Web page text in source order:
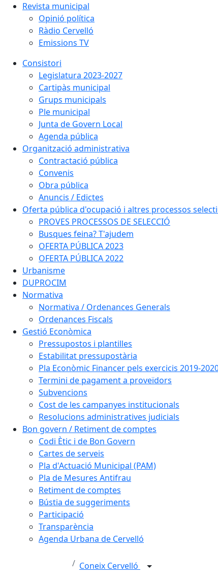
Revista municipal
Opinió política
Ràdio Cervelló
Emissions TV
Consistori
Legislatura 2023-2027
Cartipàs municipal
Grups municipals
Ple municipal
Junta de Govern Local
Agenda pública
Organització administrativa
Contractació pública
Convenis
Obra pública
Anuncis / Edictes
Oferta pública d'ocupació i altres processos
PROVES PROCESSOS DE SELECCIÓ
Busques feina? T'ajudem
OFERTA PÚBLICA 2023
OFERTA PÚBLICA 2022
Urbanisme
DUPROCIM
Normativa
Normativa / Ordenances Generals
Ordenances Fiscals
Gestió Econòmica
Pressupostos i plantilles
Estabilitat pressupostària
Pla Econòmic Financer pels exercicis 2019-
Termini de pagament a proveïdors
Subvencions
Cost de les campanyes institucionals
Resolucions administratives judicials
Bon govern / Retiment de comptes
Codi Ètic i de Bon Govern
Cartes de serveis
Pla d'Actuació Municipal (PAM)
Pla de Mesures Antifrau
Retiment de comptes
Bústia de suggeriments
Participació
Transparència
Agenda Urbana de Cervelló
Coneix Cervelló